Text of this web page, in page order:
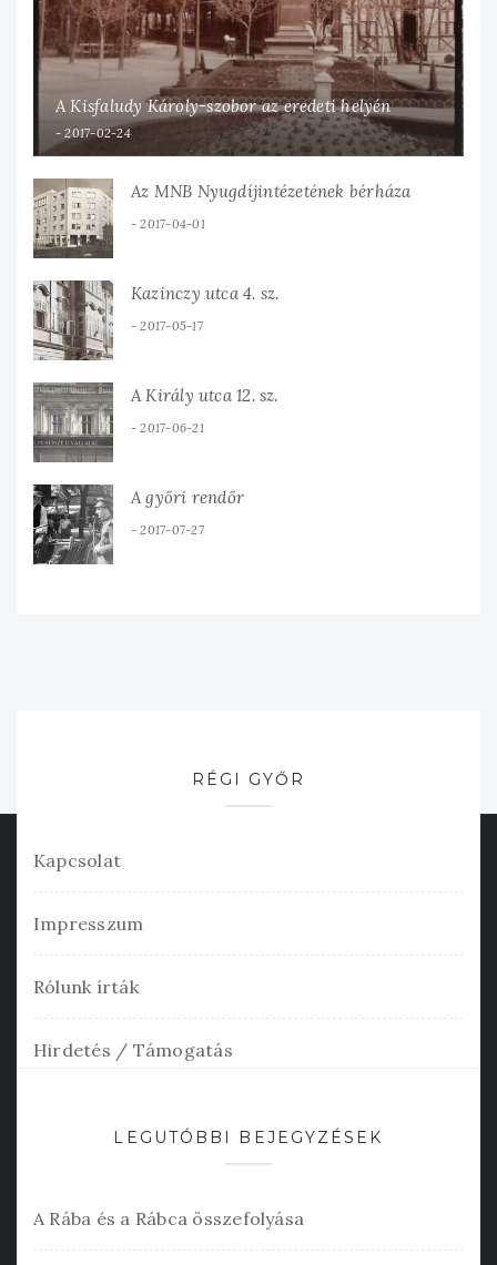
A Kisfaludy Károly-szobor az eredeti helyén
2017-02-24
Az MNB Nyugdíjintézetének bérháza
2017-04-01
Kazinczy utca 4. sz.
2017-05-17
A Király utca 12. sz.
2017-06-21
A győri rendőr
2017-07-27
RÉGI GYŐR
Kapcsolat
Impresszum
Rólunk írták
Hirdetés / Támogatás
LEGUTÓBBI BEJEGYZÉSEK
A Rába és a Rábca összefolyása